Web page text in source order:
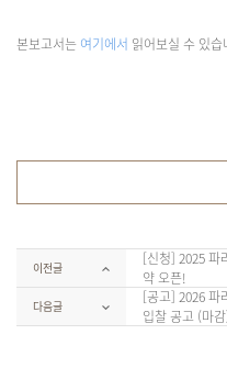
본보고서는 여기에서 읽어보실 수 있습
이전글
[신청] 2025 파
약 오픈!
다음글
[공고] 2026 파
입찰 공고 (마